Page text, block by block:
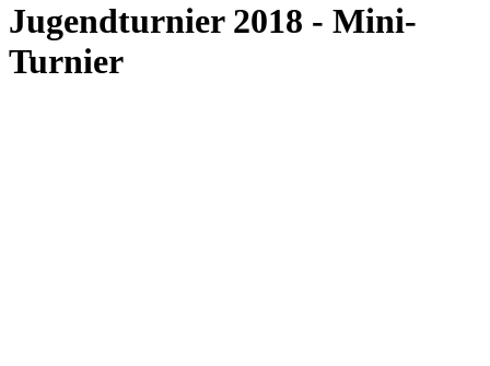
Jugendturnier 2018 - Mini-
Turnier